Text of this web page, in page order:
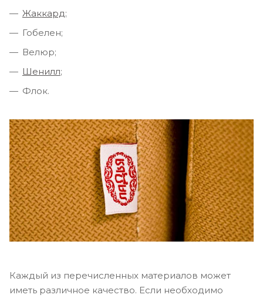
Жаккард;
Гобелен;
Велюр;
Шенилл;
Флок.
Каждый из перечисленных материалов может
иметь различное качество. Если необходимо